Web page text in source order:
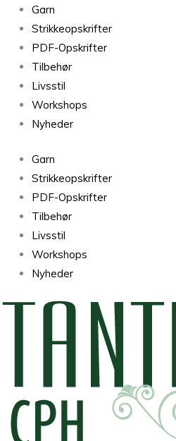
Garn
Strikkeopskrifter
PDF-Opskrifter
Tilbehør
Livsstil
Workshops
Nyheder
Garn
Strikkeopskrifter
PDF-Opskrifter
Tilbehør
Livsstil
Workshops
Nyheder
Sunday
Mocha
Mousse
3342
antal